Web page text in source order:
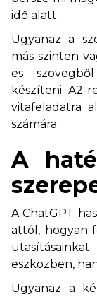
idő alatt.
Ugyanaz a
más szinten
es
készíteni A2-
vitafeladatra
számára.
A
A ChatGPT
attól, hogyan
eszközben,
Ugyanaz a